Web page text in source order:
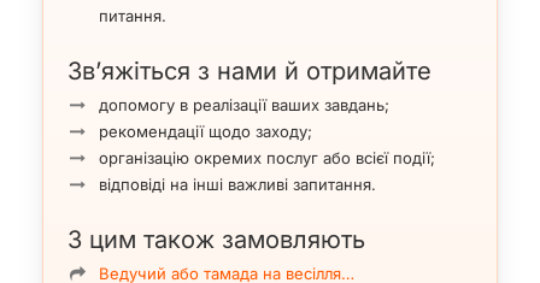
питання.
Зв’яжіться з нами й отримайте
допомогу в реалізації ваших завдань;
рекомендації щодо заходу;
організацію окремих послуг або всієї події;
відповіді на інші важливі запитання.
З цим також замовляють
Ведучий або тамада на весілля…